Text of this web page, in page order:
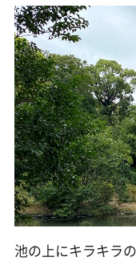
池の上にキラキラ